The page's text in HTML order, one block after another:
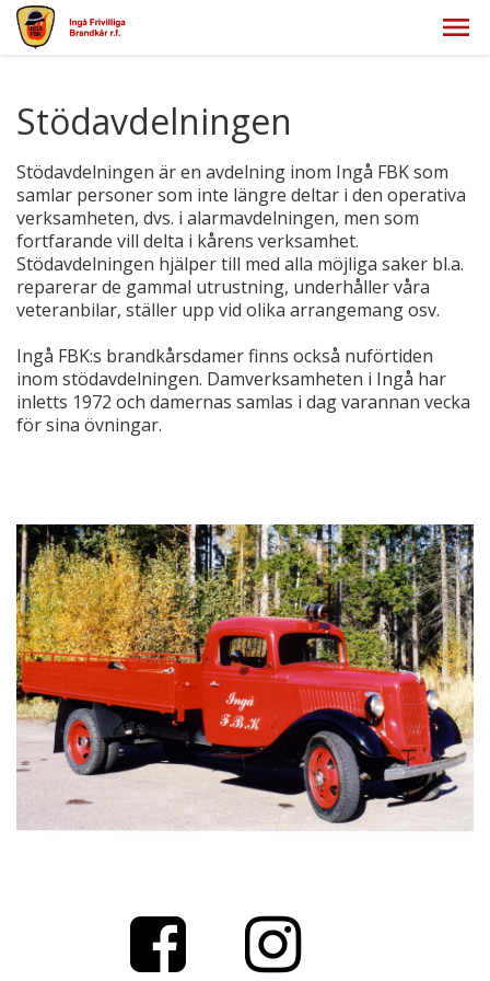
Stödavdelningen
Stödavdelningen är en avdelning inom Ingå FBK som
samlar personer som inte längre deltar i den operativa
verksamheten, dvs. i alarmavdelningen, men som
fortfarande vill delta i kårens verksamhet.
Stödavdelningen hjälper till med alla möjliga saker bl.a.
reparerar de gammal utrustning, underhåller våra
veteranbilar, ställer upp vid olika arrangemang osv.
Ingå FBK:s brandkårsdamer finns också nuförtiden
inom stödavdelningen. Damverksamheten i Ingå har
inletts 1972 och damernas samlas i dag varannan vecka
för sina övningar.